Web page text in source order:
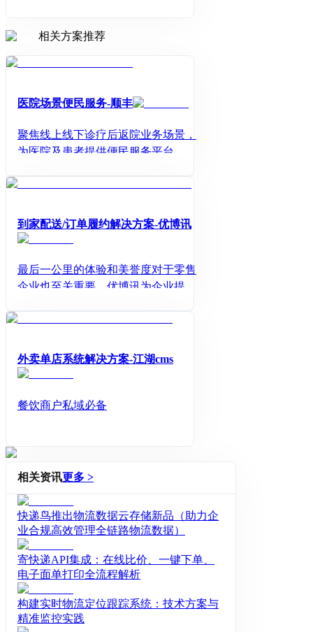
相关方案推荐
医院场景便民服务-顺丰
聚焦线上线下诊疗后返院业务场景，
为医院及患者提供便民服务平台，降
到家配送/订单履约解决方案-优博讯
最后一公里的体验和美誉度对于零售
企业也至关重要。优博讯为企业提供
车辆随时随地同步物流信息至云端；
移动扫码及支付终端，更能提升配送
提供货到付款的便捷支付服务。
外卖单店系统解决方案-江湖cms
餐饮商户私域必备
相关资讯更多 >
快递鸟推出物流数据云存储新品（助力企
业合规高效管理全链路物流数据）
寄快递API集成：在线比价、一键下单、
电子面单打印全流程解析
构建实时物流定位跟踪系统：技术方案与
精准监控实践